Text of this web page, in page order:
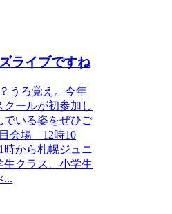
ライブですね
うろ覚え。今年
ールが初参加し
でいる姿をぜひご
会場 12時10
時から札幌ジュニ
生クラス、小学生
...